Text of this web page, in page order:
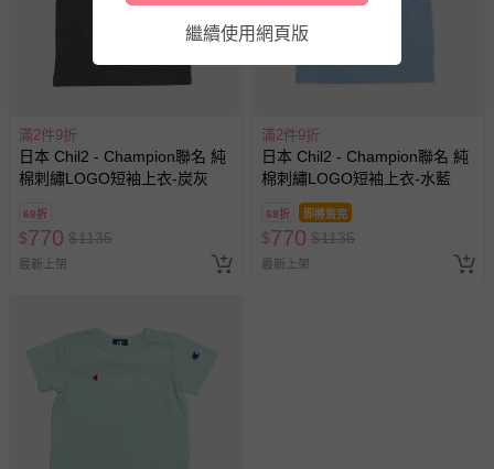
滿2件9折
日本 Chil2 - Champion聯名 純
棉刺繡LOGO短袖上衣-炭灰
68折
$770 $1135
最新上架
滿2件9折
日本 Chil2 - Champion聯名 純
棉刺繡LOGO短袖上衣-水藍
68折 即將售完
$770 $1135
最新上架
繼續使用網頁版